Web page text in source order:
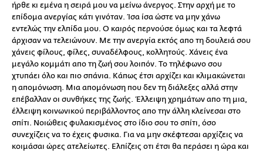
ήρθε κι εμένα η σειρά μου να μείνω άνεργος. Στην αρχή με το
επίδομα ανεργίας κάτι γινόταν. Ίσα ίσα ώστε να μην χάνω
εντελώς την ελπίδα μου. Ο καιρός περνούσε όμως και τα λεφτά
άρχισαν να τελειώνουν. Με την ανεργία εκτός απο τη δουλειά σου
χάνεις φίλους, φίλες, συναδέλφους, κολλητούς. Χάνεις ένα
μεγάλο κομμάτι απο τη ζωή σου λοιπόν. Το τηλέφωνο σου
χτυπάει όλο και πιο σπάνια. Κάπως έτσι αρχίζει και κλιμακώνεται
η απομόνωση. Μια απομόνωση που δεν τη διάλεξες αλλά στην
επέβαλλαν οι συνθήκες της ζωής. Έλλειψη χρημάτων απο τη μια,
έλλειψη κοινωνικού περιβάλλοντος απο την άλλη κλείνεσαι στο
σπίτι. Νοιώθεις φυλακισμένος στο ίδιο σου το σπίτι, όσο
συνεχίζεις να το έχεις φυσικα. Για να μην σκέφτεσαι αρχίζεις να
κοιμάσαι ώρες ατελείωτες. Ελπίζεις οτι έτσι θα περάσει η ώρα και